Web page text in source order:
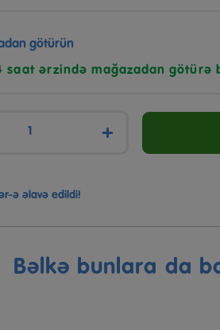
götürün
saat ərzində mağazadan götürə
+
ə əlavə edildi!
Bəlkə bunlara da